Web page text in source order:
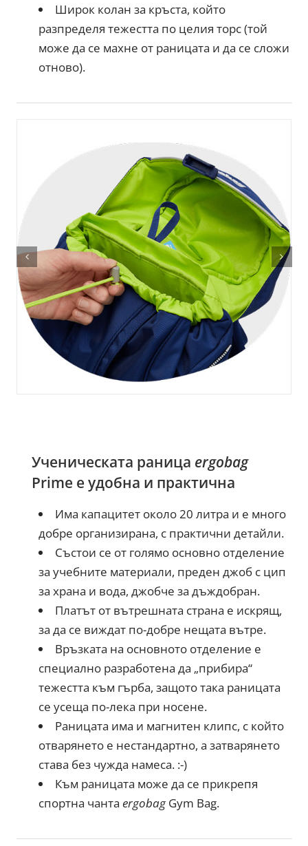
Широк колан за кръста, който
разпределя тежестта по целия торс (той
може да се махне от раницата и да се сложи
отново).
Ученическата раница ergobag
Prime е удобна и практична
Има капацитет около 20 литра и е много
добре организирана, с практични детайли.
Състои се от голямо основно отделение
за учебните материали, преден джоб с цип
за храна и вода, джобче за дъждобран.
Платът от вътрешната страна е искрящ,
за да се виждат по-добре нещата вътре.
Връзката на основното отделение е
специално разработена да „прибира“
тежестта към гърба, защото така раницата
се усеща по-лека при носене.
Раницата има и магнитен клипс, с който
отварянето е нестандартно, а затварянето
става без чужда намеса. :-)
Към раницата може да се прикрепя
спортна чантаergobagGym Bag.